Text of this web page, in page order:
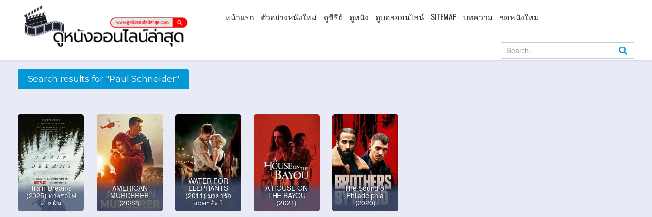
หน้าแรก ตัวอย่างหนังใหม่ ดูซีรีย์ ดูหนัง ดูบอลออนไลน์ SITEMAP บทความ ขอหนังใหม่
Search results for "Paul Schneider"
Train Dreams
(2025) ทางรถไฟ
สายฝัน
AMERICAN
MURDERER
(2022)
WATER FOR
ELEPHANTS
(2011) มายารัก
ละครสัตว์
A HOUSE ON
THE BAYOU
(2021)
The Sound of
Philadelphia
(2020)